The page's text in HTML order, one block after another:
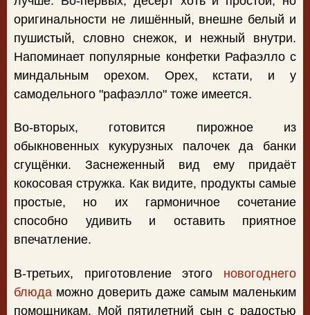
оригинальности не лишённый, внешне белый и
пушистый, словно снежок, и нежный внутри.
Напоминает популярные конфетки Рафаэлло с
миндальным орехом. Орех, кстати, и у
самодельного "рафаэлло" тоже имеется.
Во-вторых, готовится пирожное из
обыкновенных кукурузных палочек да банки
сгущёнки. Заснеженный вид ему придаёт
кокосовая стружка. Как видите, продукты самые
простые, но их гармоничное сочетание
способно удивить и оставить приятное
впечатление.
В-третьих, приготовление этого новогоднего
блюда можно доверить даже самым маленьким
помощникам. Мой пятилетний сын с радостью